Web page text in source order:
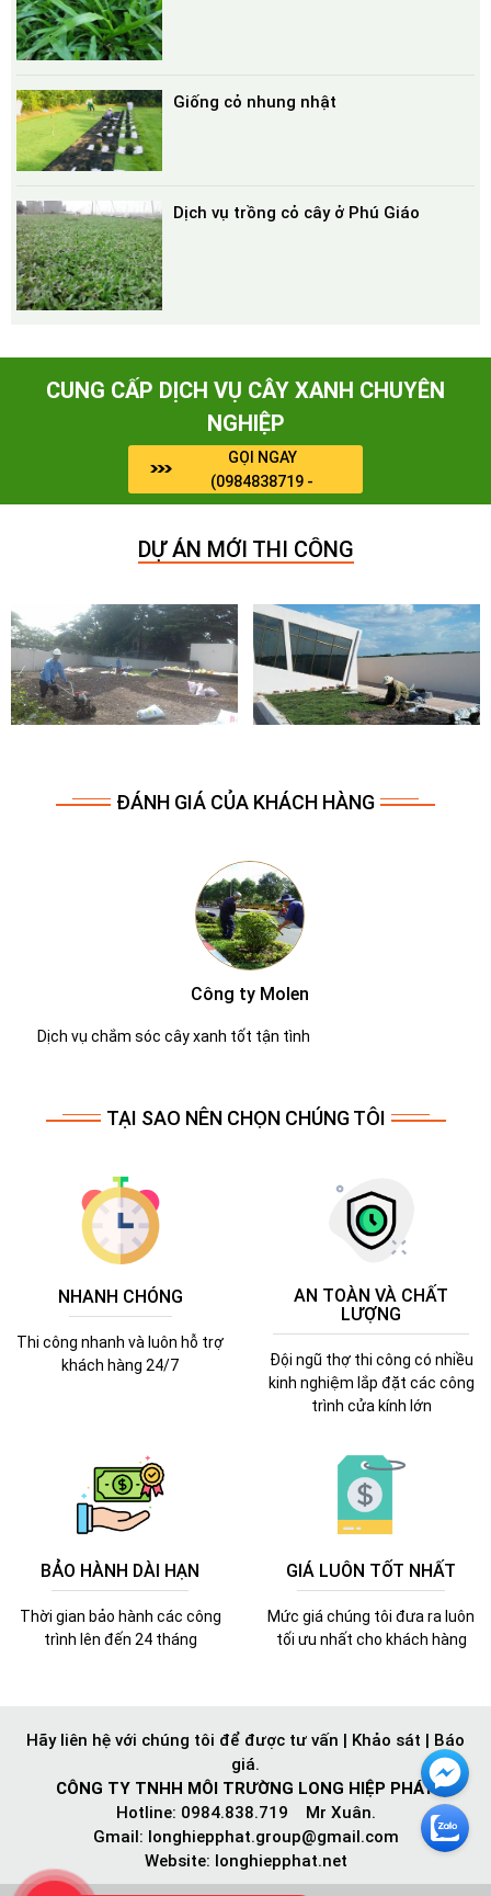
Giống cỏ nhung nhật
Dịch vụ trồng cỏ cây ở Phú Giáo
CUNG CẤP DỊCH VỤ CÂY XANH CHUYÊN
NGHIỆP
GỌI NGAY
(0984838719 -
0964909071)
DỰ ÁN MỚI THI CÔNG
ĐÁNH GIÁ CỦA KHÁCH HÀNG
Công ty Molen
Dịch vụ chắm sóc cây xanh tốt tận tình
TẠI SAO NÊN CHỌN CHÚNG TÔI
NHANH CHÓNG
Thi công nhanh và luôn hỗ trợ
khách hàng 24/7
AN TOÀN VÀ CHẤT
LƯỢNG
Đội ngũ thợ thi công có nhiều
kinh nghiệm lắp đặt các công
trình cửa kính lớn
BẢO HÀNH DÀI HẠN
Thời gian bảo hành các công
trình lên đến 24 tháng
GIÁ LUÔN TỐT NHẤT
Mức giá chúng tôi đưa ra luôn
tối ưu nhất cho khách hàng
Hãy liên hệ với chúng tôi để được tư vấn | Khảo sát | Báo
giá.
CÔNG TY TNHH MÔI TRƯỜNG LONG HIỆP PHÁT
Hotline: 0984.838.719 Mr Xuân.
Gmail: longhiepphat.group@gmail.com
Website: longhiepphat.net